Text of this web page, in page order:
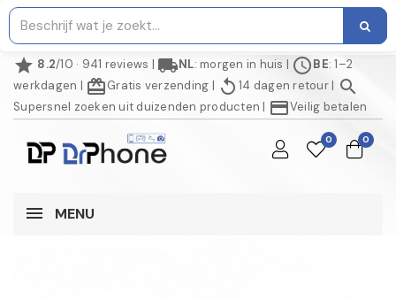
star 8.2/10 · 941 reviews | local_shippingNL: morgen in huis | scheduleBE: 1–2
werkdagen | redeemGratis verzending | replay 14 dagen retour| search
Supersnel zoeken uit duizenden producten | credit_cardVeilig betalen
0 0
MENU